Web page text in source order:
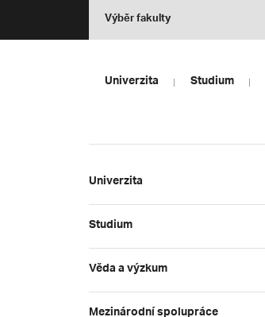
Výběr fakulty
Univerzita Studium
Univerzita
Studium
Věda a výzkum